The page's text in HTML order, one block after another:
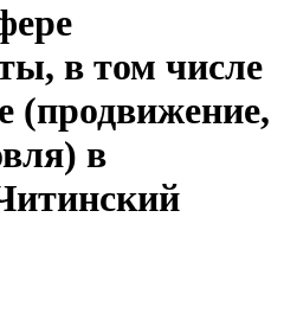
в том числе
(продвижение,
в